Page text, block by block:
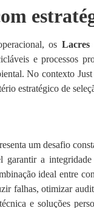
os Lacres
e processos
No contexto
estratégico de
um desafio
garantir a
ideal entre
falhas, otimizar
e soluções